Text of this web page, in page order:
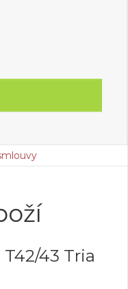
43 Tria